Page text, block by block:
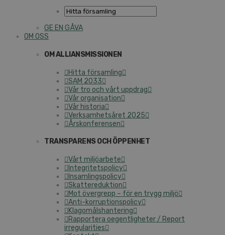
GE EN GÅVA
OM OSS
OM ALLIANSMISSIONEN
Hitta församling
SAM 2033
Vår tro och vårt uppdrag
Vår organisation
Vår historia
Verksamhetsåret 2025
Årskonferensen
TRANSPARENS OCH ÖPPENHET
Vårt miljöarbete
Integritetspolicy
Insamlingspolicy
Skattereduktion
Mot övergrepp – för en trygg miljö
Anti-korruptionspolicy
Klagomålshantering
Rapportera oegentligheter / Report
irregularities